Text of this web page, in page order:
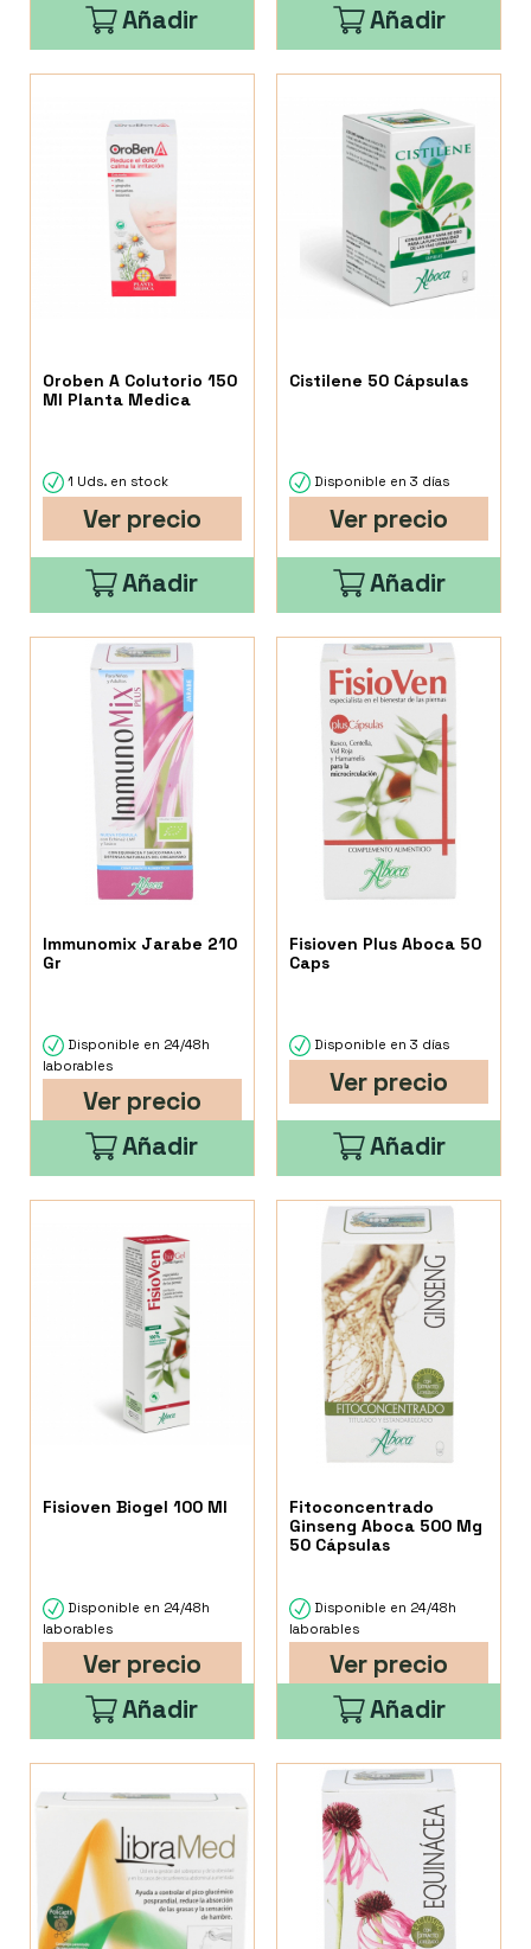
Añadir Añadir
Oroben A Colutorio 150
Ml Planta Medica
1 Uds. en stock
Ver precio
Añadir
Cistilene 50 Cápsulas
Disponible en 3 días
Ver precio
Añadir
Immunomix Jarabe 210
Gr
Disponible en 24/48h
laborables
Ver precio
Añadir
Fisioven Plus Aboca 50
Caps
Disponible en 3 días
Ver precio
Añadir
Fisioven Biogel 100 Ml
Disponible en 24/48h
laborables
Ver precio
Añadir
Fitoconcentrado
Ginseng Aboca 500 Mg
50 Cápsulas
Disponible en 24/48h
laborables
Ver precio
Añadir